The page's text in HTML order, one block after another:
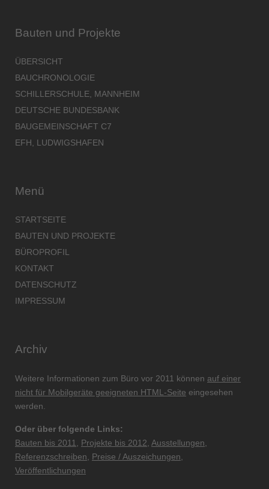
Bauten und Projekte
ÜBERSICHT
BAUCHRONOLOGIE
SCHILLERSCHULE, MANNHEIM
DEUTSCHE BUNDESBANK
BAUGEMEINSCHAFT C7
EFH, LUDWIGSHAFEN
Menü
STARTSEITE
BAUTEN UND PROJEKTE
BÜROPROFIL
KONTAKT
DATENSCHUTZ
IMPRESSUM
Archiv
Weitere Informationen zum Büro vor 2011 können auf einer
nicht für Mobilgeräte geeigneten HTML-Seite eingesehen
werden.
Oder über folgende Links:
Bauten bis 2011
Projekte bis 2012 Ausstellungen
Referenzschreiben
Preise / Auszeichungen
Veröffentlichungen